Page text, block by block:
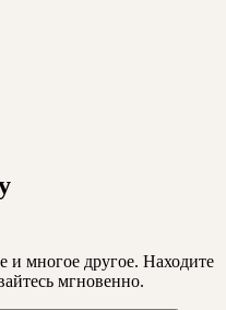
и многое другое. Находите
мгновенно.